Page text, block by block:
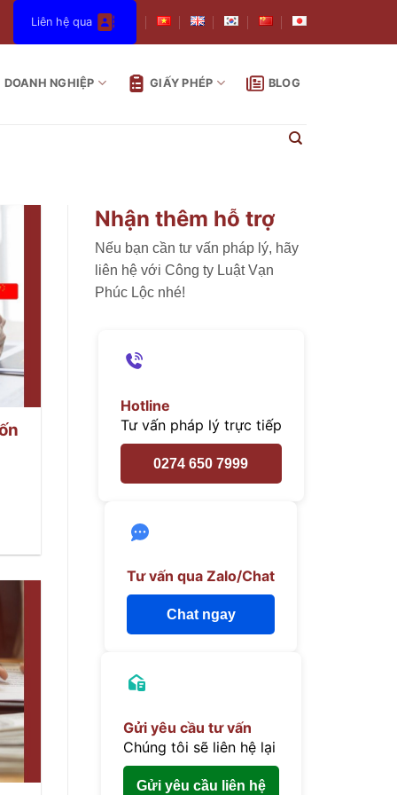
Liên hệ qua
DOANH NGHIỆP GIẤY PHÉP BLOG
Nhận thêm hỗ trợ
Nếu bạn cần tư vấn pháp lý, hãy
liên hệ với Công ty Luật Vạn
Phúc Lộc nhé!
Hotline
Tư vấn pháp lý trực tiếp
0274 650 7999
Tư vấn qua Zalo/Chat
Chat ngay
Gửi yêu cầu tư vấn
Chúng tôi sẽ liên hệ lại
Gửi yêu cầu liên hệ